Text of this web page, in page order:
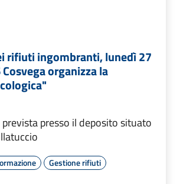
rifiuti ingombranti, lunedì 27
organizza la
prevista presso il deposito situato
Gestione rifiuti